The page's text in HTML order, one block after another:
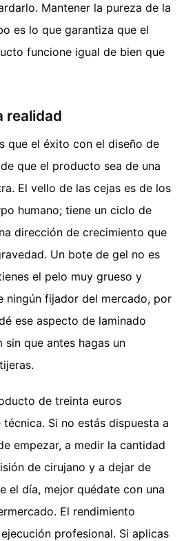
Mantener la pureza de la
es lo que garantiza que el
funcione igual de bien que
realidad
que el éxito con el diseño de
que el producto sea de una
El vello de las cejas es de los
humano; tiene un ciclo de
dirección de crecimiento que
Un bote de gel no es
el pelo muy grueso y
ningún fijador del mercado, por
ese aspecto de laminado
que antes hagas un
de treinta euros
Si no estás dispuesta a
empezar, a medir la cantidad
de cirujano y a dejar de
el día, mejor quédate con una
El rendimiento
profesional. Si aplicas